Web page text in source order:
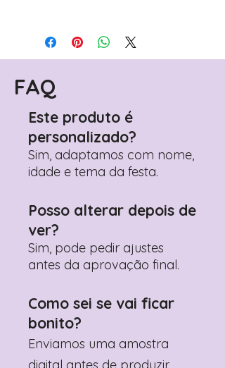
Avance para a página de checkout
(próximo passo após o carrinho)
Encontre o campo de "Notas do
Pedido"
Adicione ali todos os detalhes de
Prefere fazer seu pedido pelo
WhatsApp? Clique aqui para nos
contactar: +351 960 119 353
FAQ
Este produto é
personalizado?
Sim, adaptamos com nome,
idade e tema da festa.
Posso alterar depois de
ver?
Sim, pode pedir ajustes
antes da aprovação final.
Como sei se vai ficar
bonito?
Enviamos uma amostra